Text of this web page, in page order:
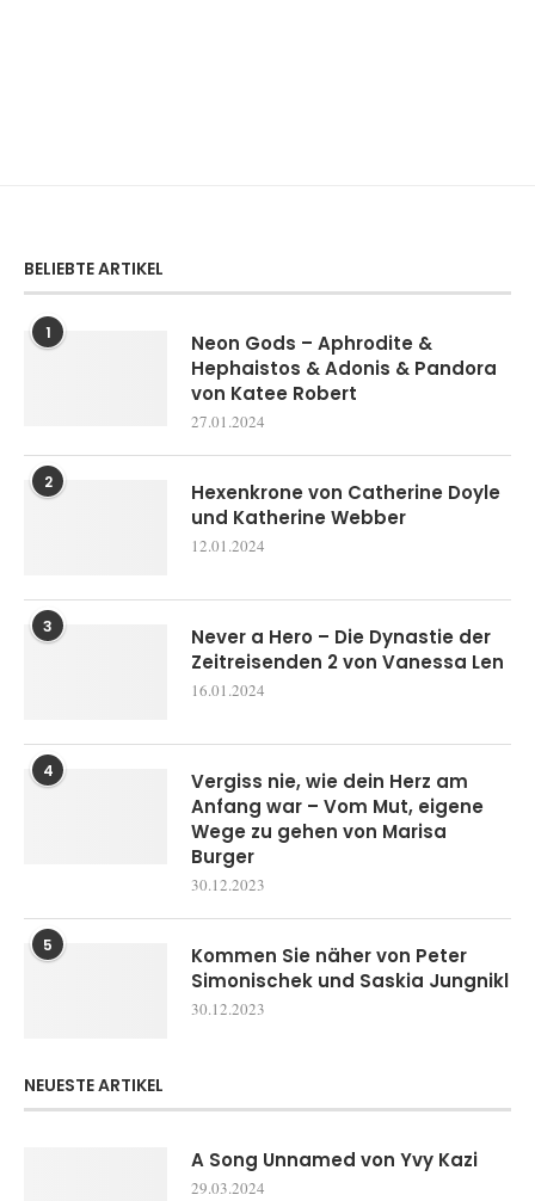
BELIEBTE ARTIKEL
1
Neon Gods – Aphrodite &
Hephaistos & Adonis & Pandora
von Katee Robert
27.01.2024
2
Hexenkrone von Catherine Doyle
und Katherine Webber
12.01.2024
3
Never a Hero – Die Dynastie der
Zeitreisenden 2 von Vanessa Len
16.01.2024
4
Vergiss nie, wie dein Herz am
Anfang war – Vom Mut, eigene
Wege zu gehen von Marisa
Burger
30.12.2023
5
Kommen Sie näher von Peter
Simonischek und Saskia Jungnikl
30.12.2023
NEUESTE ARTIKEL
A Song Unnamed von Yvy Kazi
29.03.2024